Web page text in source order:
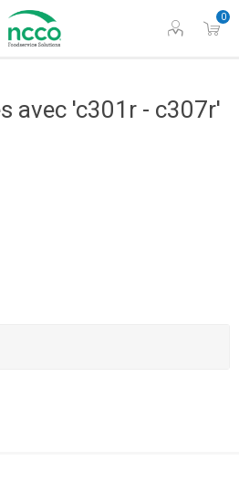
0
avec 'c301r - c307r'